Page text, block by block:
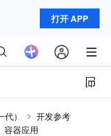
打开 APP
）
开发参考
容器应用